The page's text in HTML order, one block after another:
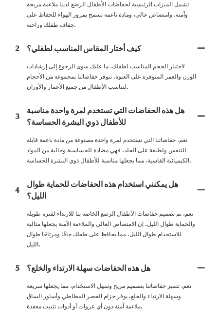
تشمل الميزات الرئيسية لحفاضات الأطفال الرضع لدينا ملاءمة مريحة
وآمنة، وامتصاص عالي، ومادة ناعمة تسمح بمرور الهواء للحفاظ على
جفاف طفلك وراحته.
2 كيف أختار المقاس المناسب لطفلي؟
لاختيار الحجم المناسب لطفلك، ما عليك سوى الرجوع إلى إرشادات
الوزن والعمر المتوفرة على العبوة. تتوفر حفاضاتنا بمجموعة من الأحجام
لتناسب الأطفال من جميع الأعمار والأوزان.
3
هل هذه الحفاضات التي تستخدم لمرة واحدة مناسبة
للأطفال ذوي البشرة الحساسة؟
نعم، حفاضاتنا التي تستخدم لمرة واحدة مصنوعة من مادة ناعمة قابلة
للتنفس ولطيفة على الجلد. فهي مضادة للحساسية وخالية من المواد
الكيميائية القاسية، مما يجعلها مناسبة للأطفال ذوي البشرة الحساسة.
4
هل يمكنني استخدام هذه الحفاضات للحماية طوال
الليل؟
نعم، تم تصميم حفاضات الأطفال الرضع الخاصة بنا للارتداء لفترة طويلة
والحماية طوال الليل. إن الامتصاص العالي والملاءمة الآمنة يجعلها مثالية
للاستخدام طوال الليل، مما يحافظ على طفلك جافًا ومرتاحًا طوال
الليل.
5 هل هذه الحفاضات سهلة الارتداء والخلع؟
نعم، تتميز حفاضاتنا بتصميم مريح وسهل الاستخدام، مما يجعلها سريعة
وسهلة الارتداء والخلع. يوفر حزام الخصر المطاطي وأساور الساق
ملاءمة آمنة دون أي عروات أو أدوات تثبيت معقدة.